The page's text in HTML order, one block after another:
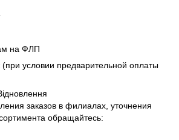
на ФЛП
условии предварительной оплаты
заказов в филиалах, уточнения
обращайтесь: